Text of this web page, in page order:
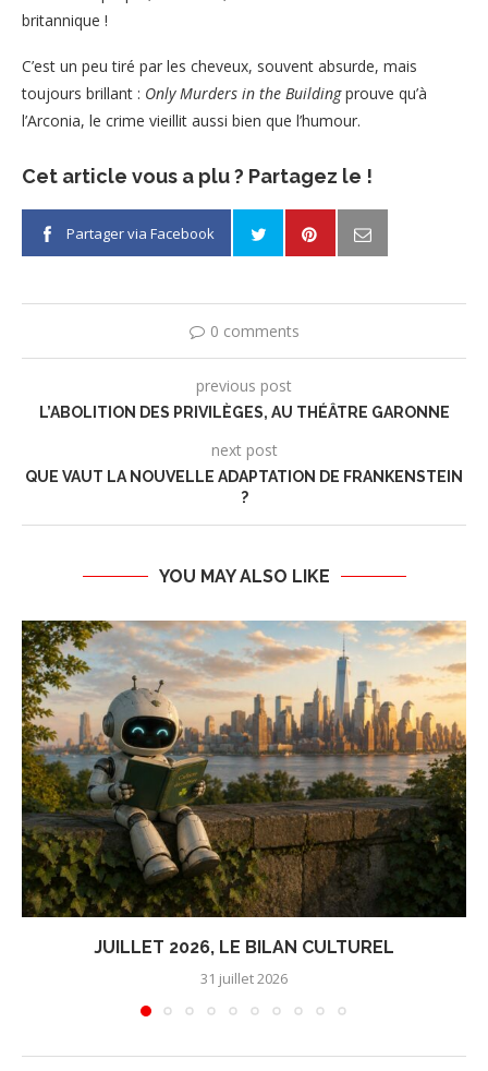
britannique !
C’est un peu tiré par les cheveux, souvent absurde, mais
toujours brillant : Only Murders in the Buildingprouve qu’à
l’Arconia, le crime vieillit aussi bien que l’humour.
Cet article vous a plu ? Partagez le !
Partager via Facebook
0 comments
previous post
L’ABOLITION DES PRIVILÈGES, AU THÉÂTRE GARONNE
next post
QUE VAUT LA NOUVELLE ADAPTATION DE FRANKENSTEIN
?
YOU MAY ALSO LIKE
JUILLET 2026, LE BILAN CULTUREL
31 juillet 2026